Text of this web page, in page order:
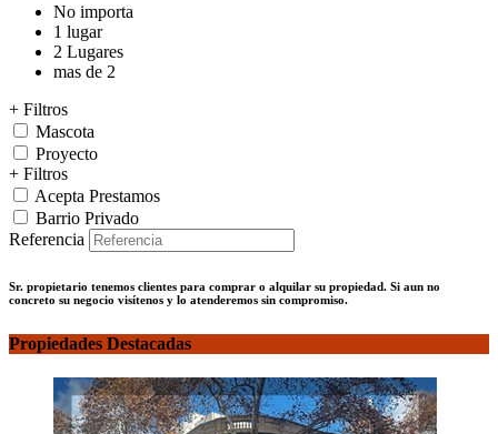
No importa
1 lugar
2 Lugares
mas de 2
+ Filtros
Mascota
Proyecto
+ Filtros
Acepta Prestamos
Barrio Privado
Referencia
Sr. propietario tenemos clientes para comprar o alquilar su propiedad. Si aun no
concreto su negocio visítenos y lo atenderemos sin compromiso.
Propiedades Destacadas